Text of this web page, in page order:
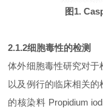
图1.
2.1.2细胞毒性的检测
体外细胞毒性研究对于
以及例行的临床相关
的核染料 Propidium